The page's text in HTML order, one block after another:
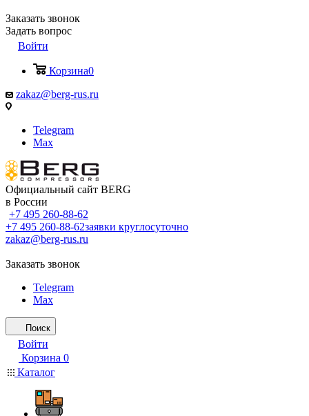
Заказать звонок
Задать вопрос
Войти
Корзина0
zakaz@berg-rus.ru
Telegram
Max
Официальный сайт BERG
в России
+7 495 260-88-62
+7 495 260-88-62заявки круглосуточно
zakaz@berg-rus.ru
Заказать звонок
Telegram
Max
Поиск
Войти
Корзина 0
Каталог